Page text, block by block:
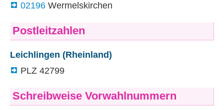
02196 Wermelskirchen
Postleitzahlen
Leichlingen (Rheinland)
PLZ 42799
Schreibweise Vorwahlnummern